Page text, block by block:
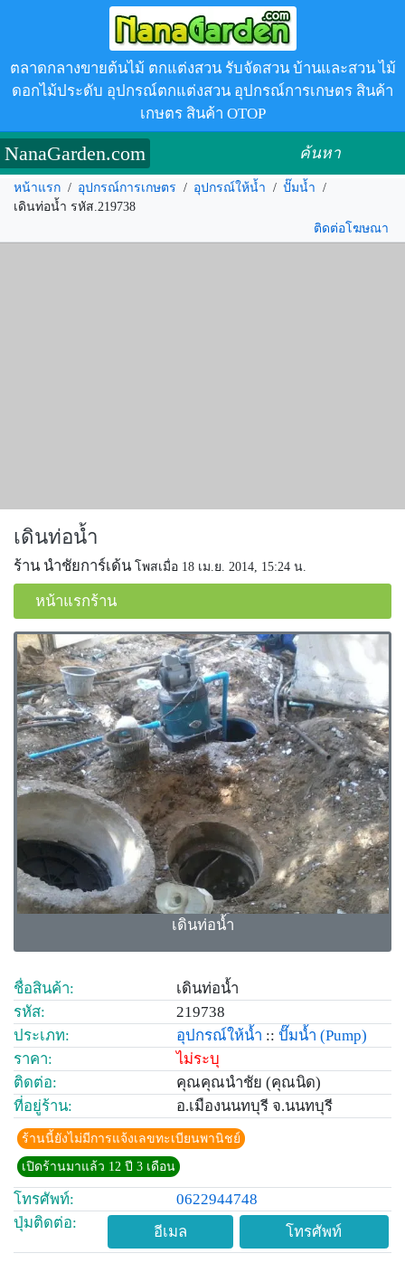
ตลาดกลางขายต้นไม้ ตกแต่งสวน รับจัดสวน บ้านและสวน ไม้
ดอกไม้ประดับ อุปกรณ์ตกแต่งสวน อุปกรณ์การเกษตร สินค้า
เกษตร สินค้า OTOP
NanaGarden.com ค้นหา
หน้าแรก / อุปกรณ์การเกษตร / อุปกรณ์ให้น้ำ / ปั๊มน้ำ /
เดินท่อน้ำ รหัส.219738
ติดต่อโฆษณา
เดินท่อน้ำ
ร้าน นำชัยการ์เด้น โพสเมื่อ 18 เม.ย. 2014, 15:24 น.
หน้าแรกร้าน
เดินท่อน้ำ
ชื่อสินค้า:
เดินท่อน้ำ
รหัส:
219738
ประเภท:
อุปกรณ์ให้น้ำ :: ปั๊มน้ำ (Pump)
ราคา:
ไม่ระบุ
ติดต่อ:
คุณคุณนำชัย (คุณนิด)
ที่อยู่ร้าน:
อ.เมืองนนทบุรี จ.นนทบุรี
ร้านนี้ยังไม่มีการแจ้งเลขทะเบียนพานิชย์
เปิดร้านมาแล้ว 12 ปี 3 เดือน
โทรศัพท์:
0622944748
ปุ่มติดต่อ:
อีเมล โทรศัพท์